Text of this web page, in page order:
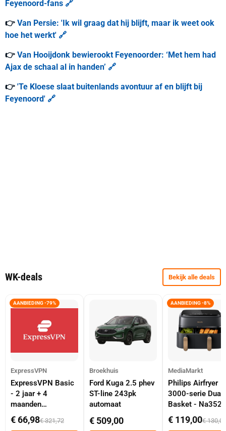
Feyenoord-fans 🔗
👉 Van Persie: 'Ik wil graag dat hij blijft, maar ik weet ook
hoe het werkt' 🔗
👉 Van Hooijdonk bewierookt Feyenoorder: ‘Met hem had
Ajax de schaal al in handen’ 🔗
👉 'Te Kloese slaat buitenlands avontuur af en blijft bij
Feyenoord' 🔗
WK-deals Bekijk alle deals
AANBIEDING -79%
ExpressVPN
ExpressVPN Basic
- 2 jaar + 4
maanden
abonnement
€ 66,98€ 321,72
Broekhuis
Ford Kuga 2.5 phev
ST-line 243pk
automaat
€ 509,00
AANBIEDING -8%
MediaMarkt
Philips Airfryer
3000-serie Dual
Basket -
Dubbele Mand 9
Tot 6 Personen
€ 119,00€ 130,00